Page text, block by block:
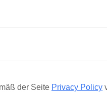
der Seite Privacy Policy